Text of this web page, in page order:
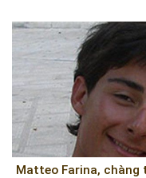
Matteo Farina, chàng